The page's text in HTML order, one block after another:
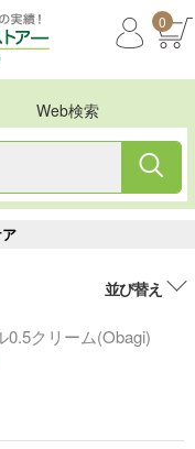
0
Web検索
並び替え
0.5クリーム(Obagi)